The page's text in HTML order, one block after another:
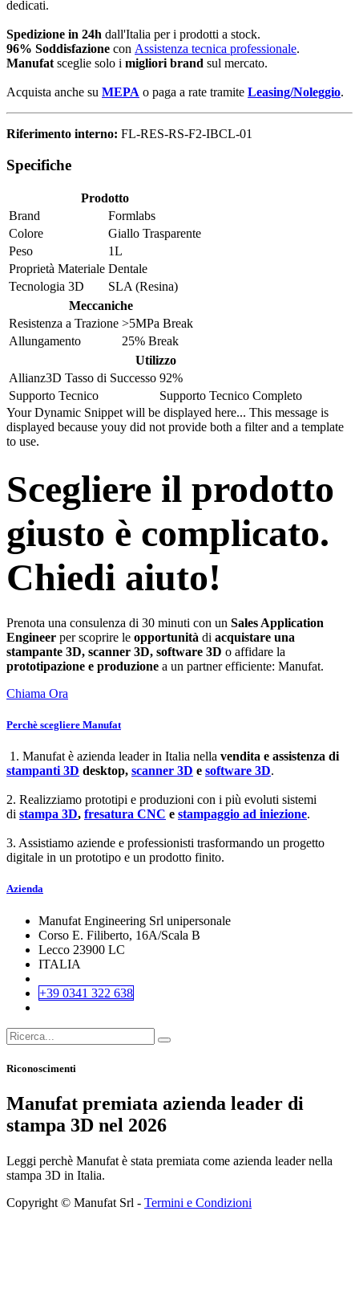
dedicati.
Spedizione in 24h dall'Italia per i prodotti a stock.
96% Soddisfazione con Assistenza tecnica professionale.
Manufat sceglie solo i migliori brand sul mercato.
Acquista anche su MEPA o paga a rate tramite Leasing/Noleggio.
Riferimento interno: FL-RES-RS-F2-IBCL-01
Specifiche
Prodotto
Brand
Formlabs
Colore
Giallo Trasparente
Peso
1L
Proprietà Materiale Dentale
Tecnologia 3D
SLA (Resina)
Meccaniche
Resistenza a Trazione >5MPa Break
Allungamento
25% Break
Utilizzo
Allianz3D Tasso di Successo 92%
Supporto Tecnico
Supporto Tecnico Completo
Your Dynamic Snippet will be displayed here... This message is
displayed because youy did not provide both a filter and a template
to use.
Scegliere il prodotto
giusto è complicato.
Chiedi aiuto!
Prenota una consulenza di 30 minuti con un Sales Application
Engineer per scoprire le opportunità di acquistare una
stampante 3D, scanner 3D, software 3D o affidare la
prototipazione e produzione a un partner efficiente: Manufat.
Chiama Ora
Perchè scegliere Manufat
1. Manufat è azienda leader in Italia nella vendita e assistenza di
stampanti 3D desktop, scanner 3D e software 3D.
2. Realizziamo prototipi e produzioni con i più evoluti sistemi
di stampa 3D, fresatura CNC e stampaggio ad iniezione.
3. Assistiamo aziende e professionisti trasformando un progetto
digitale in un prototipo e un prodotto finito.
Azienda
Manufat Engineering Srl unipersonale
Corso E. Filiberto, 16A/Scala B
Lecco 23900 LC
ITALIA
+39 0341 322 638
Riconoscimenti
Manufat premiata azienda leader di
stampa 3D nel 2026
Leggi perchè Manufat è stata premiata come azienda leader nella
stampa 3D in Italia.
Copyright © Manufat Srl - Termini e Condizioni